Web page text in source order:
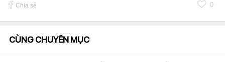
Chia sẻ 0
CÙNG CHUYÊN MỤC